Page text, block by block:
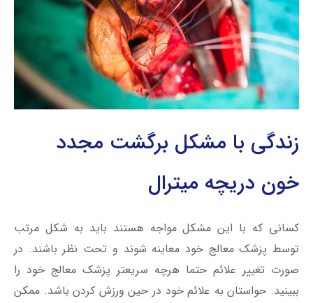
زندگی با مشکل برگشت مجدد
خون دریچه میترال
کسانی که با این مشکل مواجه هستند باید به شکل مرتب
توسط پزشک معالج خود معاینه شوند و تحت نظر باشند. در
صورت تغییر علائم حتما هرچه سریعتر پزشک معالج خود را
ببینید. حواستان به علائم خود در حین ورزش کردن باشد. ممکن